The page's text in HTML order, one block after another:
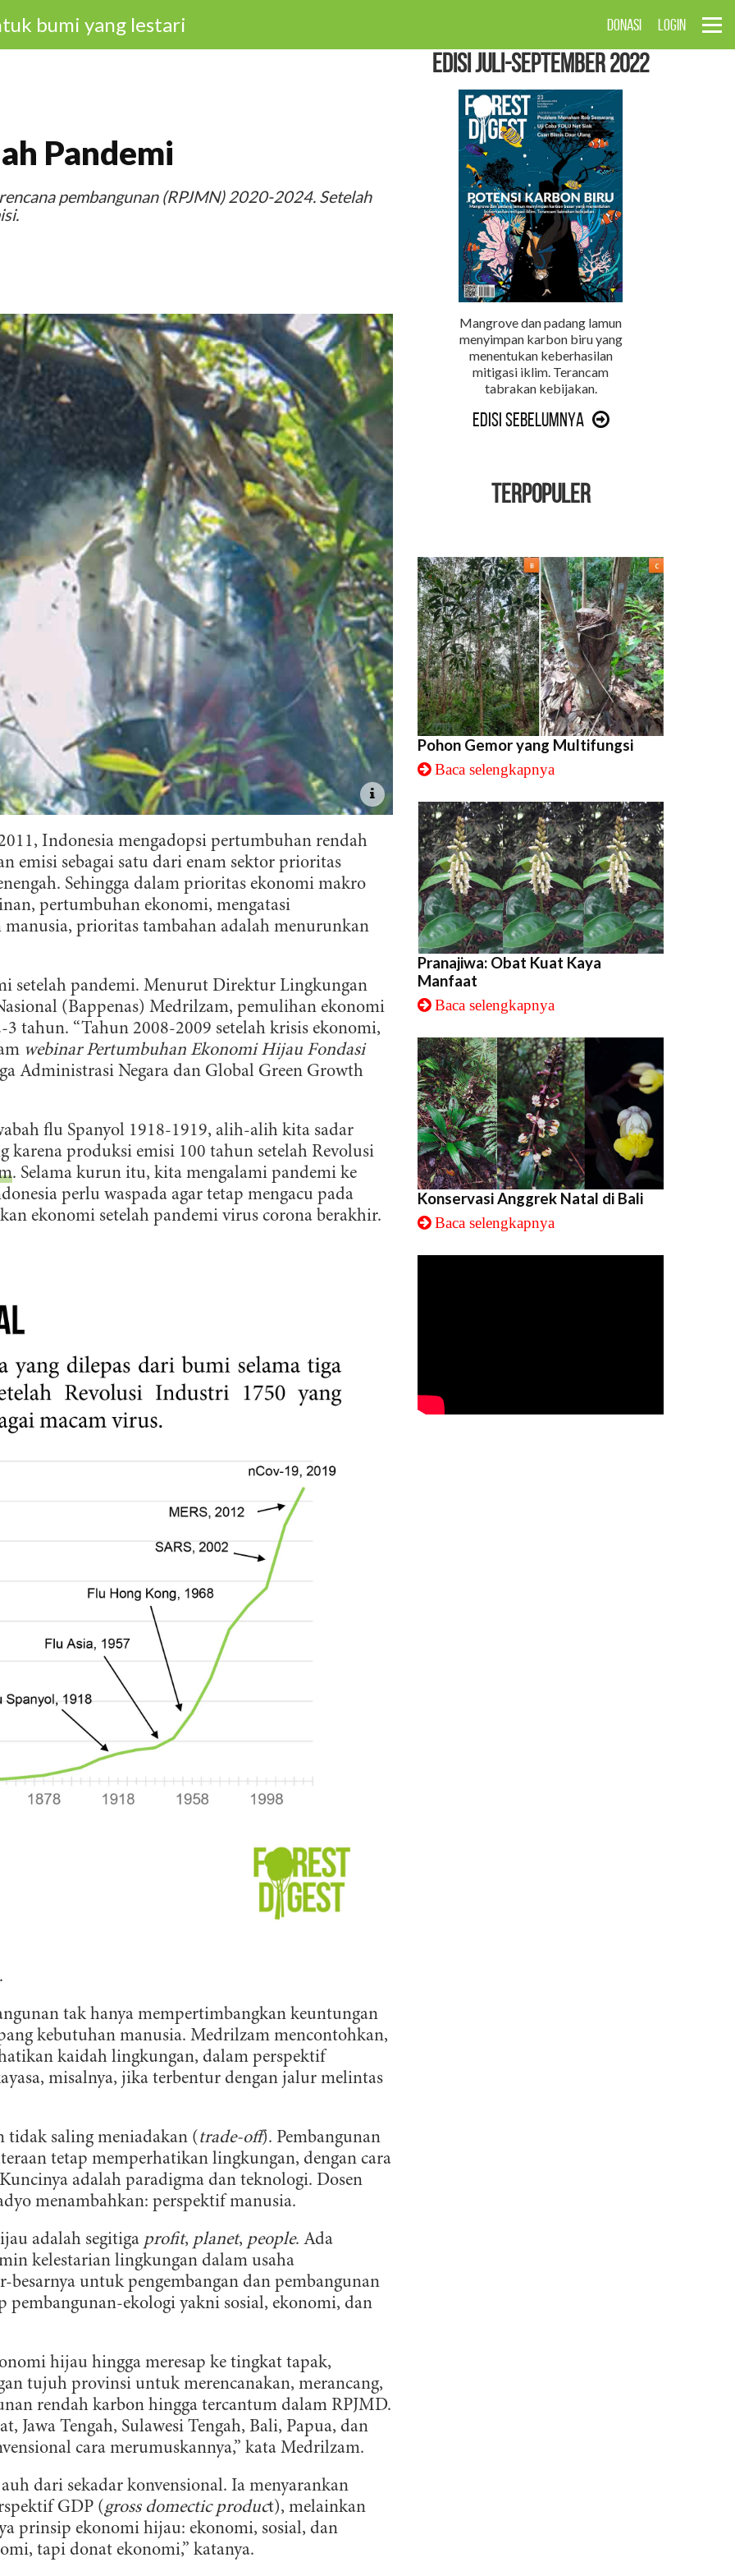
bumi yang lestari DONASI LOGIN
Pandemi
pembangunan (RPJMN) 2020-2024. Setelah
Indonesia mengadopsi pertumbuhan rendah
emisi sebagai satu dari enam sektor prioritas
Sehingga dalam prioritas ekonomi makro
pertumbuhan ekonomi, mengatasi
prioritas tambahan adalah menurunkan
setelah pandemi. Menurut Direktur Lingkungan
(Bappenas) Medrilzam, pemulihan ekonomi
tahun. “Tahun 2008-2009 setelah krisis ekonomi,
webinar Pertumbuhan Ekonomi Hijau Fondasi
Administrasi Negara dan Global Green Growth
flu Spanyol 1918-1919, alih-alih kita sadar
karena produksi emisi 100 tahun setelah Revolusi
. Selama kurun itu, kita mengalami pandemi ke
perlu waspada agar tetap mengacu pada
ekonomi setelah pandemi virus corona berakhir.
tak hanya mempertimbangkan keuntungan
kebutuhan manusia. Medrilzam mencontohkan,
kaidah lingkungan, dalam perspektif
misalnya, jika terbentur dengan jalur melintas
saling meniadakan ( trade-off). Pembangunan
tetap memperhatikan lingkungan, dengan cara
adalah paradigma dan teknologi. Dosen
menambahkan: perspektif manusia.
adalah segitiga profit, planet, people. Ada
kelestarian lingkungan dalam usaha
besarnya untuk pengembangan dan pembangunan
pembangunan-ekologi yakni sosial, ekonomi, dan
hijau hingga meresap ke tingkat tapak,
tujuh provinsi untuk merencanakan, merancang,
rendah karbon hingga tercantum dalam RPJMD.
Jawa Tengah, Sulawesi Tengah, Bali, Papua, dan
cara merumuskannya,” kata Medrilzam.
dari sekadar konvensional. Ia menyarankan
GDP (gross domectic product), melainkan
prinsip ekonomi hijau: ekonomi, sosial, dan
tapi donat ekonomi,” katanya.
EDISI Juli-September 2022
Mangrove dan padang lamun
menyimpan karbon biru yang
menentukan keberhasilan
mitigasi iklim. Terancam
tabrakan kebijakan.
Edisi Sebelumnya
TERPOPULER
Pohon Gemor yang Multifungsi
Baca selengkapnya
Pranajiwa: Obat Kuat Kaya
Manfaat
Baca selengkapnya
Konservasi Anggrek Natal di Bali
Baca selengkapnya